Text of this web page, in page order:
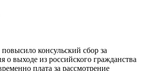
консульский сбор за
о выходе из российского гражданства
плата за рассмотрение